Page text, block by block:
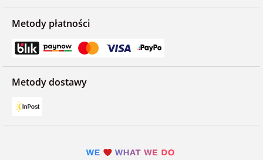
Metody płatności
Metody dostawy